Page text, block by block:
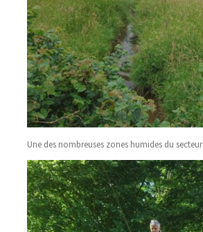
Une des nombreuses zones humides du secteur